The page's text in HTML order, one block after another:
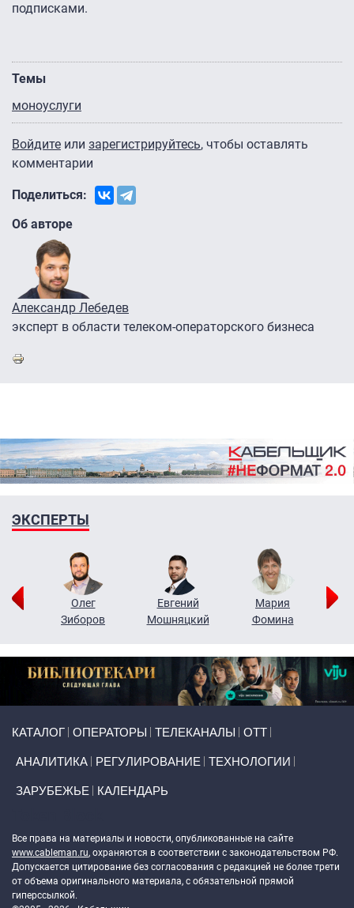
подписками.
Темы
моноуслуги
Войдите или зарегистрируйтесь, чтобы оставлять
комментарии
Поделиться:
Об авторе
Александр Лебедев
эксперт в области телеком-операторского бизнеса
ЭКСПЕРТЫ
Олег
Зиборов
Евгений
Мошняцкий
Мария
Фомина
КАТАЛОГ ОПЕРАТОРЫ ТЕЛЕКАНАЛЫ ОТТ
АНАЛИТИКА РЕГУЛИРОВАНИЕ ТЕХНОЛОГИИ
ЗАРУБЕЖЬЕ КАЛЕНДАРЬ
Все права на материалы и новости, опубликованные на сайте
www.cableman.ru, охраняются в соответствии с законодательством РФ.
Допускается цитирование без согласования с редакцией не более трети
от объема оригинального материала, с обязательной прямой
гиперссылкой.